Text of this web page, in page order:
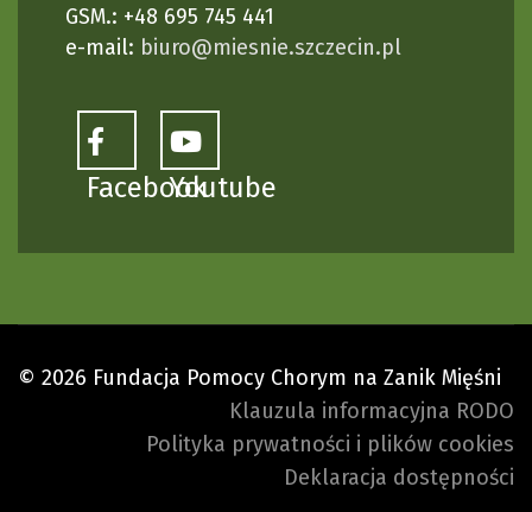
GSM.: +48 695 745 441
e-mail: biuro@miesnie.szczecin.pl
FacebookYoutube
© 2026 Fundacja Pomocy Chorym na Zanik Mięśni
Klauzula informacyjna RODO
Polityka prywatności i plików cookies
Deklaracja dostępności